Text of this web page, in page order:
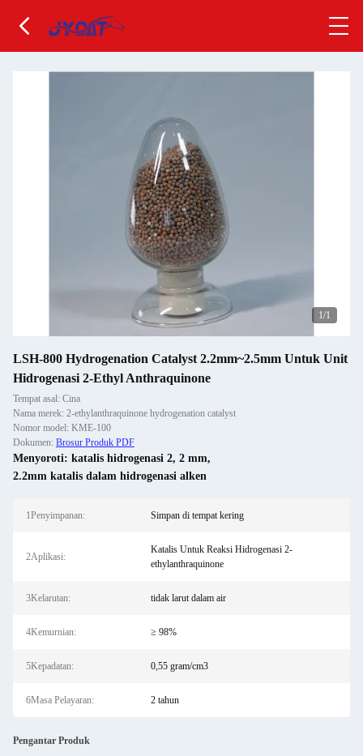
1/1
LSH-800 Hydrogenation Catalyst 2.2mm~2.5mm Untuk Unit
Hidrogenasi 2-Ethyl Anthraquinone
Tempat asal: Cina
Nama merek: 2-ethylanthraquinone hydrogenation catalyst
Nomor model: KME-100
Dokumen: Brosur Produk PDF
Menyoroti: katalis hidrogenasi 2, 2 mm,
2.2mm katalis dalam hidrogenasi alken
1Penyimpanan: Simpan di tempat kering
2Aplikasi:
Katalis Untuk Reaksi Hidrogenasi 2-
ethylanthraquinone
3Kelarutan: tidak larut dalam air
4Kemurnian: ≥ 98%
5Kepadatan: 0,55 gram/cm3
6Masa Pelayaran: 2 tahun
Pengantar Produk